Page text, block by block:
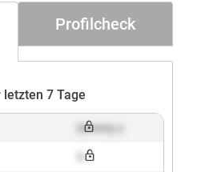
Profilcheck
7 Tage
Dummy x